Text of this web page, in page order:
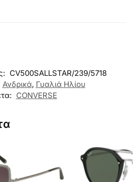
CV500SALLSTAR/239/5718
Ανδρικά, Γυαλιά Ηλίου
CONVERSE